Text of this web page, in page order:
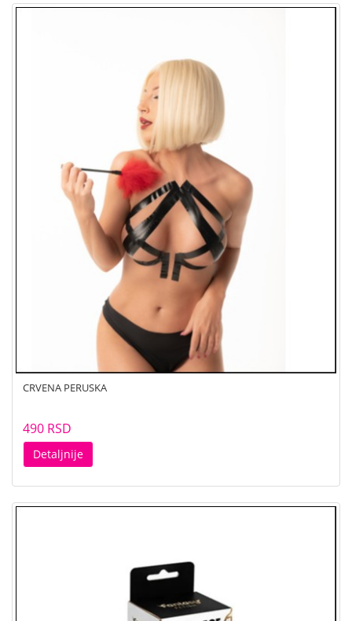
CRVENA PERUSKA
490 RSD
Detaljnije